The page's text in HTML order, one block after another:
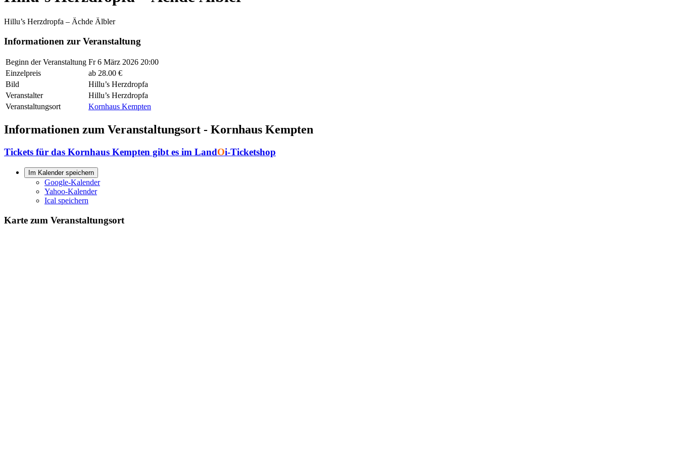
Hillu’s Herzdropfa – Ächde Älbler
Informationen zur Veranstaltung
Beginn der Veranstaltung Fr 6 März 2026 20:00
Einzelpreis
ab 28.00 €
Bild
Hillu’s Herzdropfa
Veranstalter
Hillu’s Herzdropfa
Veranstaltungsort
Kornhaus Kempten
Informationen zum Veranstaltungsort - Kornhaus Kempten
Tickets für das Kornhaus Kempten gibt es im LandOi-Ticketshop
Im Kalender speichern
Google-Kalender
Yahoo-Kalender
Ical speichern
Karte zum Veranstaltungsort